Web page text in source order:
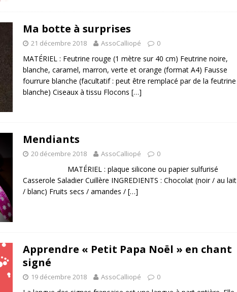
Ma botte à surprises
21 décembre 2018 AssoCalliopé 0
MATÉRIEL : Feutrine rouge (1 mètre sur 40 cm) Feutrine noire,
blanche, caramel, marron, verte et orange (format A4) Fausse
fourrure blanche (facultatif : peut être remplacé par de la feutrine
blanche) Ciseaux à tissu Flocons […]
Mendiants
20 décembre 2018 AssoCalliopé 0
MATÉRIEL : plaque silicone ou papier sulfurisé
Casserole Saladier Cuillère INGREDIENTS : Chocolat (noir / au lait
/ blanc) Fruits secs / amandes / […]
Apprendre « Petit Papa Noël » en chant
signé
19 décembre 2018 AssoCalliopé 0